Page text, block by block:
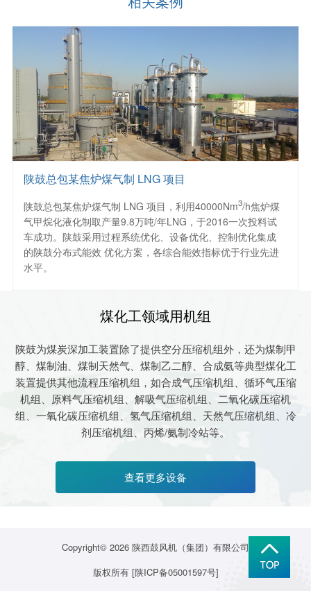
陕鼓总包某焦炉煤气制 LNG 项目
陕鼓总包某焦炉煤气制 LNG 项目，利用40000Nm3/h焦炉煤
气甲烷化液化制取产量9.8万吨/年LNG，于2016一次投料试
车成功。陕鼓采用过程系统优化、设备优化、控制优化集成
的陕鼓分布式能效 优化方案，各综合能效指标优于行业先进
水平。
煤化工领域用机组
陕鼓为煤炭深加工装置除了提供空分压缩机组外，还为煤制甲
醇、煤制油、煤制天然气、煤制乙二醇、合成氨等典型煤化工
装置提供其他流程压缩机组，如合成气压缩机组、循环气压缩
机组、原料气压缩机组、解吸气压缩机组、二氧化碳压缩机
组、一氧化碳压缩机组、氢气压缩机组、天然气压缩机组、冷
剂压缩机组、丙烯/氨制冷站等。
查看更多设备
Copyright© 2026 陕西鼓风机（集团）有限公司
版权所有 [陕ICP备05001597号]